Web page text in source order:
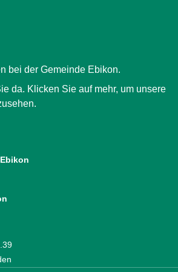
bei der Gemeinde Ebikon.
da. Klicken Sie auf mehr, um unsere
Link)